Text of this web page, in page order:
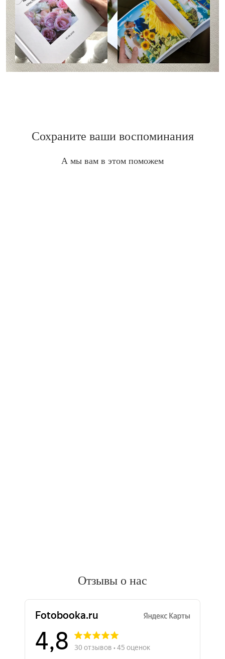
Сохраните ваши воспоминания
А мы вам в этом поможем
Отзывы о нас